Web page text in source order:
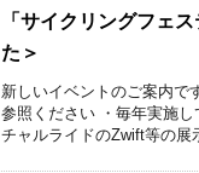
「サイクリングフェ
た＞
新しいイベントのご案内
参照ください ・毎年実施
チャルライドのZwift等の展